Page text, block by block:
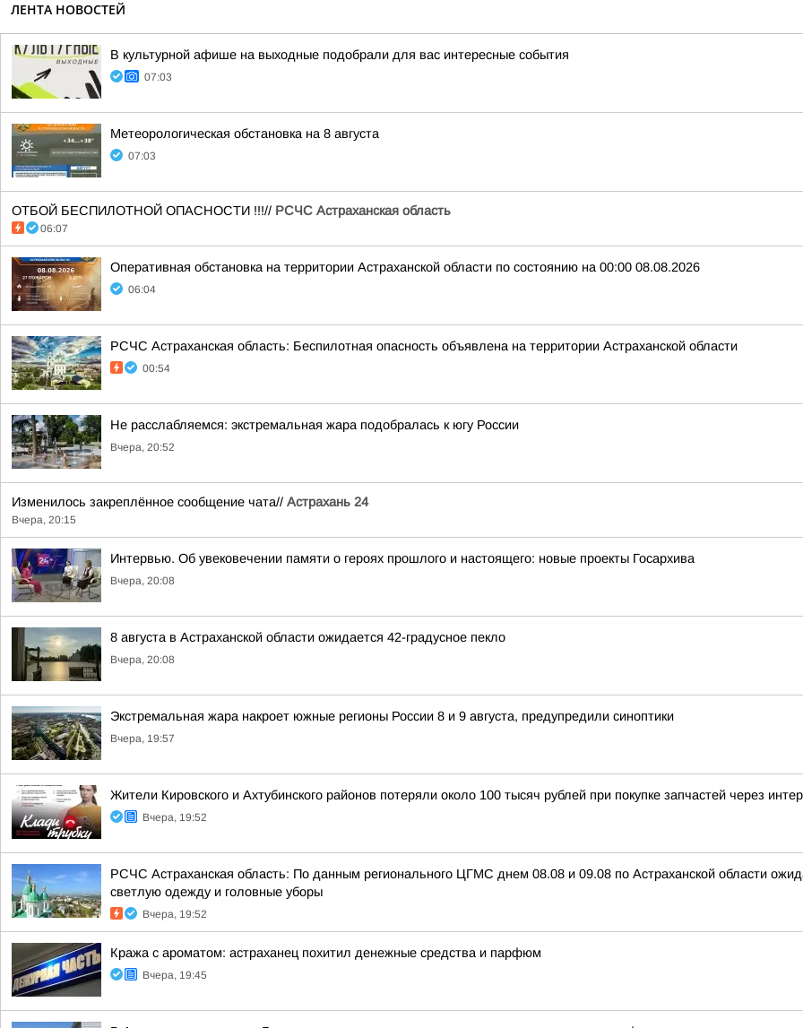
ЛЕНТА НОВОСТЕЙ
В культурной афише на выходные подобрали для вас интересные события
07:03
Метеорологическая обстановка на 8 августа
07:03
ОТБОЙ БЕСПИЛОТНОЙ ОПАСНОСТИ !!!// РСЧС Астраханская область
06:07
Оперативная обстановка на территории Астраханской области по состоянию на 00:00 08.08.2026
06:04
РСЧС Астраханская область: Беспилотная опасность объявлена на территории Астраханской области
00:54
Не расслабляемся: экстремальная жара подобралась к югу России
Вчера, 20:52
Изменилось закреплённое сообщение чата// Астрахань 24
Вчера, 20:15
Интервью. Об увековечении памяти о героях прошлого и настоящего: новые проекты Госархива
Вчера, 20:08
8 августа в Астраханской области ожидается 42-градусное пекло
Вчера, 20:08
Экстремальная жара накроет южные регионы России 8 и 9 августа, предупредили синоптики
Вчера, 19:57
Жители Кировского и Ахтубинского районов потеряли около 100 тысяч рублей при покупке запчастей через
Вчера, 19:52
РСЧС Астраханская область: По данным регионального ЦГМС днем 08.08 и 09.08 по Астраханской области
светлую одежду и головные уборы
Вчера, 19:52
Кража с ароматом: астраханец похитил денежные средства и парфюм
Вчера, 19:45